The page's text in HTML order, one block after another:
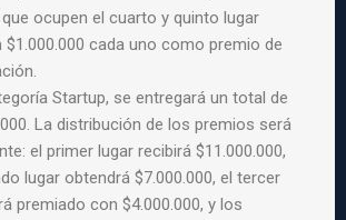
ocupen el cuarto y quinto lugar
$1.000.000 cada uno como premio de
Startup, se entregará un total de
La distribución de los premios será
el primer lugar recibirá $11.000.000,
lugar obtendrá $7.000.000, el tercer
premiado con $4.000.000, y los